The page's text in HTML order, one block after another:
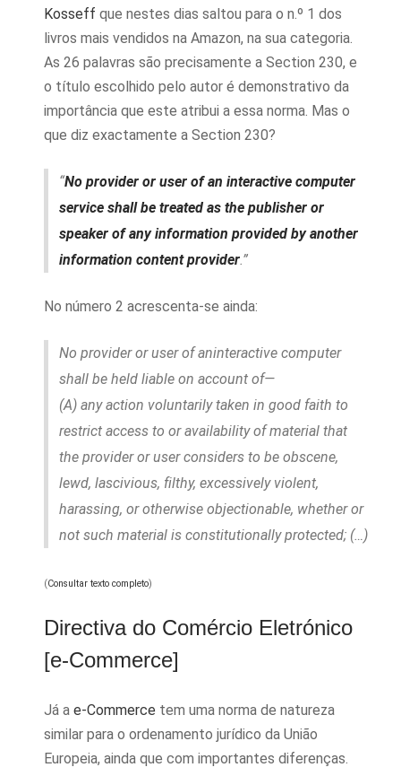
Kosseff que nestes dias saltou para o n.º 1 dos
livros mais vendidos na Amazon, na sua categoria.
As 26 palavras são precisamente a Section 230, e
o título escolhido pelo autor é demonstrativo da
importância que este atribui a essa norma. Mas o
que diz exactamente a Section 230?
“No provider or user of an interactive computer
service shall be treated as the publisher or
speaker of any information provided by another
information content provider.”
No número 2 acrescenta-se ainda:
No provider or user of aninteractive computer
shall be held liable on account of—
(A) any action voluntarily taken in good faith to
restrict access to or availability of material that
the provider or user considers to be obscene,
lewd, lascivious, filthy, excessively violent,
harassing, or otherwise objectionable, whether or
not such material is constitutionally protected; (…)
(Consultar texto completo)
Directiva do Comércio Eletrónico
[e-Commerce]
Já a e-Commerce tem uma norma de natureza
similar para o ordenamento jurídico da União
Europeia, ainda que com importantes diferenças.